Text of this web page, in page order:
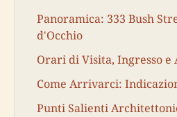
Panoramica: 333 Bush
d'Occhio
Orari di Visita, Ingresso e
Come Arrivarci:
Punti Salienti